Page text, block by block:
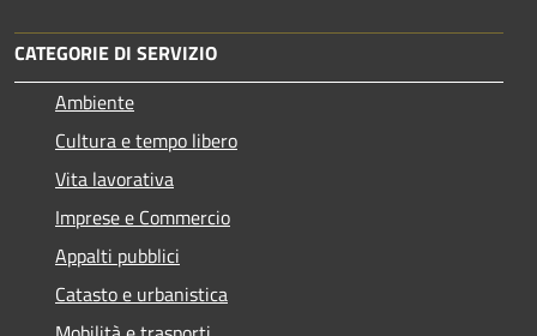
CATEGORIE DI SERVIZIO
Ambiente
Cultura e tempo libero
Vita lavorativa
Imprese e Commercio
Appalti pubblici
Catasto e urbanistica